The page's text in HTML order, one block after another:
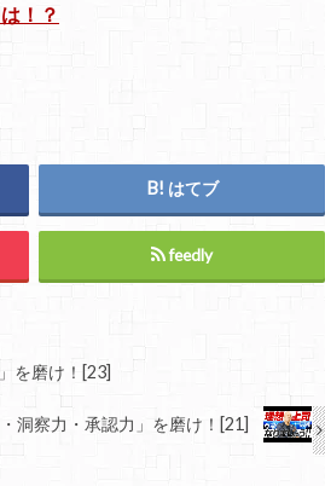
！？
はてブ
feedly
を磨け！[23]
洞察力・承認力」を磨け！[21]